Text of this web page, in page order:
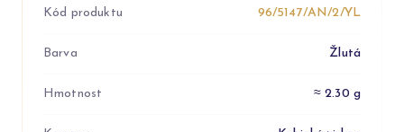
Kód produktu 96/5147/AN/2/YL
Barva Žlutá
Hmotnost ≈ 2.30 g